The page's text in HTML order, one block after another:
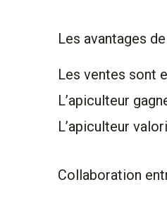
Les avantages
Les ventes sont
L’apiculteur
L’apiculteur
Collaboration